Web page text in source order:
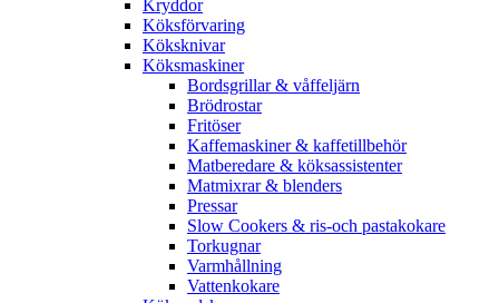
Kryddor
Köksförvaring
Köksknivar
Köksmaskiner
Bordsgrillar & våffeljärn
Brödrostar
Fritöser
Kaffemaskiner & kaffetillbehör
Matberedare & köksassistenter
Matmixrar & blenders
Pressar
Slow Cookers & ris-och pastakokare
Torkugnar
Varmhållning
Vattenkokare